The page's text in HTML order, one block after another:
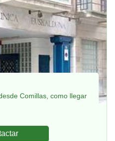
Comillas, como llegar